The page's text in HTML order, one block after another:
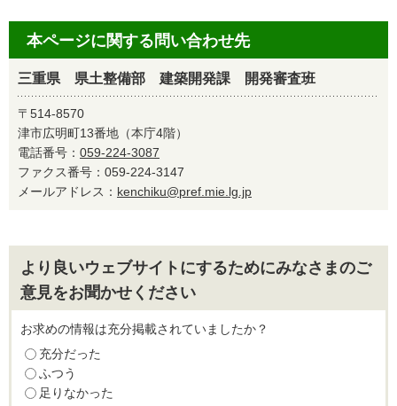
本ページに関する問い合わせ先
三重県 県土整備部 建築開発課 開発審査班
〒514-8570
津市広明町13番地（本庁4階）
電話番号： 059-224-3087
ファクス番号：059-224-3147
メールアドレス： kenchiku@pref.mie.lg.jp
より良いウェブサイトにするためにみなさまのご
意見をお聞かせください
お求めの情報は充分掲載されていましたか？
充分だった
ふつう
足りなかった